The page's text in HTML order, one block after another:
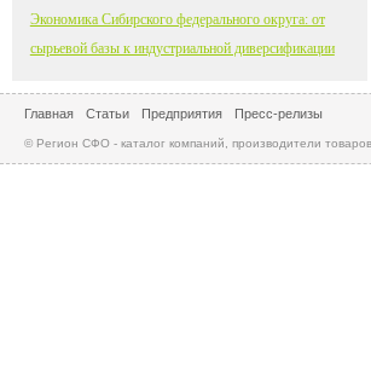
Экономика Сибирского федерального округа: от
сырьевой базы к индустриальной диверсификации
Главная Статьи Предприятия Пресс-релизы
© Регион СФО - каталог компаний, производители